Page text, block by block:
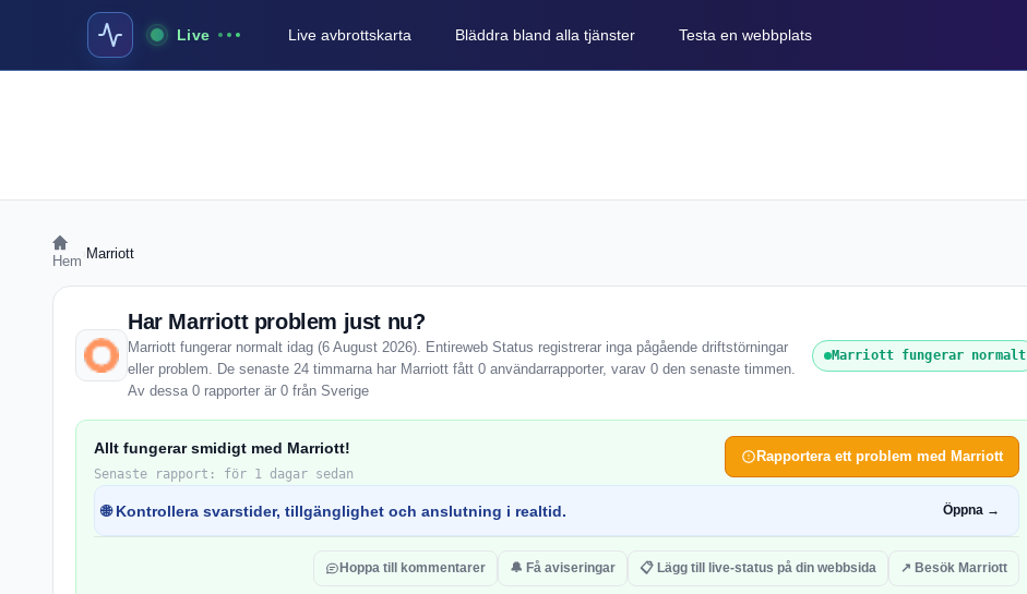
Live Live avbrottskarta Bläddra bland alla tjänster Testa en webbplats
Hem Marriott
Har Marriott problem just nu?
Marriott fungerar normalt idag (6 August 2026). Entireweb Status registrerar inga pågående driftstörningar
eller problem. De senaste 24 timmarna har Marriott fått 0 användarrapporter, varav 0 den senaste timmen.
Av dessa 0 rapporter är 0 från Sverige
Marriott fungerar normalt
Allt fungerar smidigt med Marriott!
Senaste rapport: för 1 dagar sedan
Rapportera ett problem med Marriott
🌐 Kontrollera svarstider, tillgänglighet och anslutning i realtid. Öppna →
Hoppa till kommentarer 🔔 Få aviseringar 📋 Lägg till live-status på din webbsida ↗ Besök Marriott